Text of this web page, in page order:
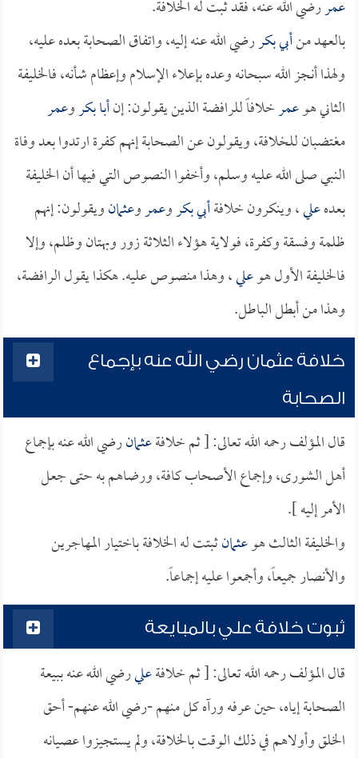
عمررضي الله عنه، فقد ثبت له الخلافة.
بالعهد منأبي بكررضي الله عنه إليه، واتفاق الصحابة بعده عليه،
ولهذا أنجز الله سبحانه وعده بإعلاء الإسلام وإعظام شأنه، فالخليفة
الثاني هوعمرخلافاً للرافضة الذين يقولون: إنأبا بكروعمر
مغتضبان للخلافة، ويقولون عن الصحابة إنهم كفرة ارتدوا بعد وفاة
النبي صلى الله عليه وسلم، وأخفوا النصوص التي فيها أن الخليفة
بعدهعلي، وينكرون خلافةأبي بكروعمروعثمانويقولون: إنهم
ظلمة وفسقة وكفرة، فولاية هؤلاء الثلاثة زور وبهتان وظلم، وإلا
فالخليفة الأول هوعلي، وهذا منصوص عليه. هكذا يقول الرافضة،
وهذا من أبطل الباطل.
خلافة عثمان رضي الله عنه بإجماع
الصحابة
قال المؤلف رحمه الله تعالى: [ ثم خلافةعثمانرضي الله عنه بإجماع
أهل الشورى، وإجماع الأصحاب كافة، ورضاهم به حتى جعل
الأمر إليه ].
والخليفة الثالث هوعثمانثبتت له الخلافة باختيار المهاجرين
والأنصار جميعاً، وأجمعوا عليه إجماعاً.
ثبوت خلافة علي بالمبايعة
قال المؤلف رحمه الله تعالى: [ ثم خلافةعليرضي الله عنه ببيعة
الصحابة إياه، حين عرفه ورآه كل منهم -رضي الله عنهم- أحق
الخلق وأولاهم في ذلك الوقت بالخلافة، ولم يستجيزوا عصيانه